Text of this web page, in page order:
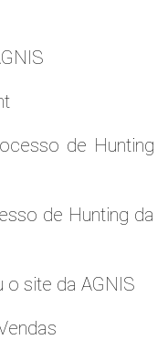
de Hunting
de Hunting da
o site da AGNIS